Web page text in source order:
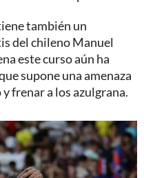
también un
del chileno Manuel
este curso aún ha
supone una amenaza
frenar a los azulgrana.